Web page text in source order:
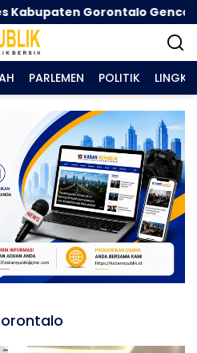
Gorontalo Gencarkan
PARLEMEN POLITIK